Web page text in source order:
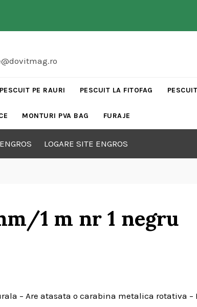
PESCUIT PE RAURI PESCUIT LA FITOFAG
MONTURI PVA BAG FURAJE
LOGARE SITE ENGROS
1 m nr 1 negru
– Are atasata o carabina metalica rotativa –